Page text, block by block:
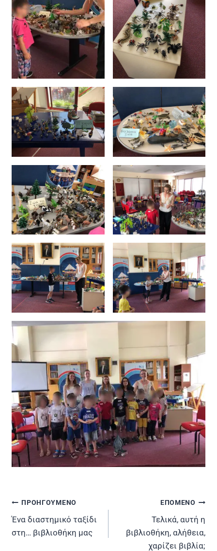
Πλοήγηση
άρθρων
ΠΡΟΗΓΟΥΜΕΝΟ
Ένα διαστημικό ταξίδι
στη… βιβλιοθήκη μας
ΕΠΟΜΕΝΟ
Τελικά, αυτή η
βιβλιοθήκη, αλήθεια,
χαρίζει βιβλία;